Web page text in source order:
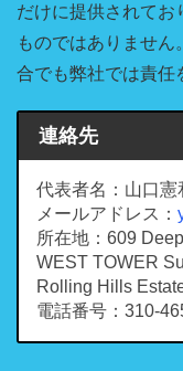
だけに提供されてお
ものではありませ
合でも弊社では責任
連絡先
代表者名：山口憲
メールアドレス：
所在地：609
WEST TOWER
Rolling Hills
電話番号：310-